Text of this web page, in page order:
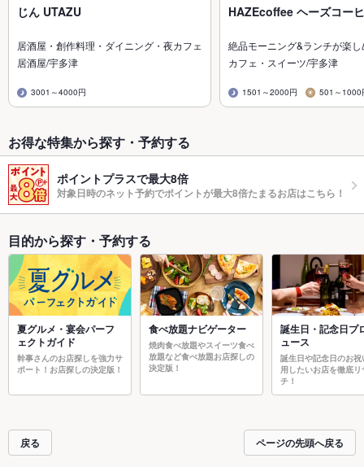
じん UTAZU
居酒屋・創作料理・ダイニング・夜カフェ
居酒屋/宇多津
3001～4000円
HAZEcoffee ヘーズコー
絶品モーニング&ランチが楽
カフェ・スイーツ/宇多津
1501～2000円 501～1000
お得な特集から探す・予約する
ポイントプラスで最大8倍
対象日時のネット予約でポイントが最大8倍たまるお店はこちら！
目的から探す・予約する
夏グルメ・宴会パーフ
ェクトガイド
幹事さんのお店探しを強力サ
ポート！お店探しの決定版！
食べ放題ナビゲーター
焼肉食べ放題やスイーツ食べ
放題など食べ放題お店探しの
決定版！
誕生日・記念日プ
ュース
誕生日や記念日のお祝
用したいお店を徹底リ
チ！
戻る ページの先頭へ戻る